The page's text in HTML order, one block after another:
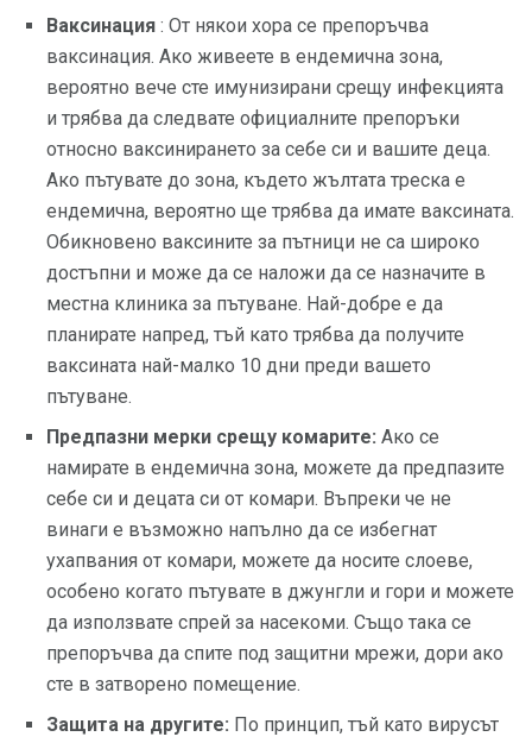
Ваксинация : От някои хора се препоръчва
ваксинация. Ако живеете в ендемична зона,
вероятно вече сте имунизирани срещу инфекцията
и трябва да следвате официалните препоръки
относно ваксинирането за себе си и вашите деца.
Ако пътувате до зона, където жълтата треска е
ендемична, вероятно ще трябва да имате ваксината.
Обикновено ваксините за пътници не са широко
достъпни и може да се наложи да се назначите в
местна клиника за пътуване. Най-добре е да
планирате напред, тъй като трябва да получите
ваксината най-малко 10 дни преди вашето
пътуване.
Предпазни мерки срещу комарите: Ако се
намирате в ендемична зона, можете да предпазите
себе си и децата си от комари. Въпреки че не
винаги е възможно напълно да се избегнат
ухапвания от комари, можете да носите слоеве,
особено когато пътувате в джунгли и гори и можете
да използвате спрей за насекоми. Също така се
препоръчва да спите под защитни мрежи, дори ако
сте в затворено помещение.
Защита на другите: По принцип, тъй като вирусът